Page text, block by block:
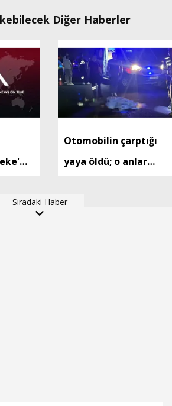
Diğer Haberler
Otomobilin çarptığı
yaya öldü; o anlar
Sıradaki Haber